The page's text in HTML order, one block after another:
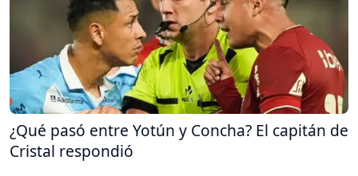
¿Qué pasó entre Yotún y Concha? El capitán de
Cristal respondió